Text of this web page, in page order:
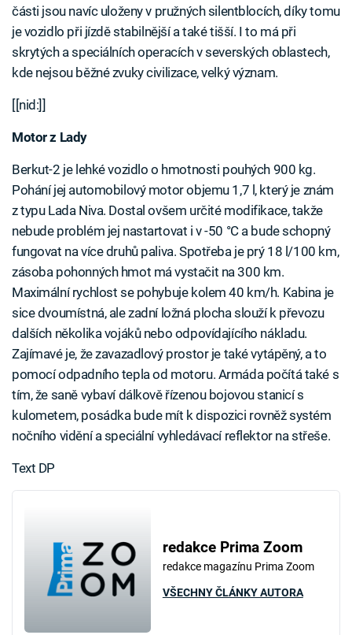
části jsou navíc uloženy v pružných silentblocích, díky tomu
je vozidlo při jízdě stabilnější a také tišší. I to má při
skrytých a speciálních operacích v severských oblastech,
kde nejsou běžné zvuky civilizace, velký význam.
[[nid:]]
Motor z Lady
Berkut-2 je lehké vozidlo o hmotnosti pouhých 900 kg.
Pohání jej automobilový motor objemu 1,7 l, který je znám
z typu Lada Niva. Dostal ovšem určité modifikace, takže
nebude problém jej nastartovat i v -50 °C a bude schopný
fungovat na více druhů paliva. Spotřeba je prý 18 l/100 km,
zásoba pohonných hmot má vystačit na 300 km.
Maximální rychlost se pohybuje kolem 40 km/h. Kabina je
sice dvoumístná, ale zadní ložná plocha slouží k převozu
dalších několika vojáků nebo odpovídajícího nákladu.
Zajímavé je, že zavazadlový prostor je také vytápěný, a to
pomocí odpadního tepla od motoru. Armáda počítá také s
tím, že saně vybaví dálkově řízenou bojovou stanicí s
kulometem, posádka bude mít k dispozici rovněž systém
nočního vidění a speciální vyhledávací reflektor na střeše.
Text DP
redakce Prima Zoom
redakce magazínu Prima Zoom
VŠECHNY ČLÁNKY AUTORA